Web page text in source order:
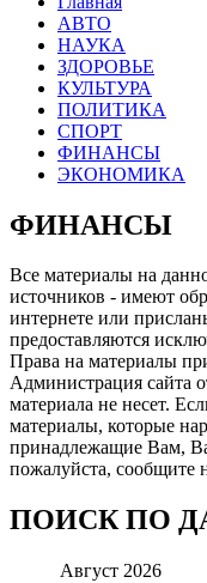
АВТО
НАУКА
ЗДОРОВЬЕ
КУЛЬТУРА
ПОЛИТИКА
СПОРТ
ФИНАНСЫ
ЭКОНОМИКА
ФИНАНСЫ
Все материалы на
источников - имеют
интернете или
предоставляются
Права на материалы
Администрация сайта
материала не несет.
материалы, которые
принадлежащие Вам,
пожалуйста, сообщите
ПОИСК ПО
Август 2026